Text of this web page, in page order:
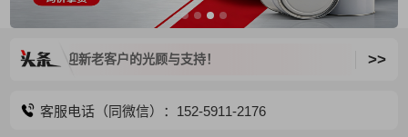
欢迎新老客户的光顾与支持！ >>
客服电话（同微信）：152-5911-2176